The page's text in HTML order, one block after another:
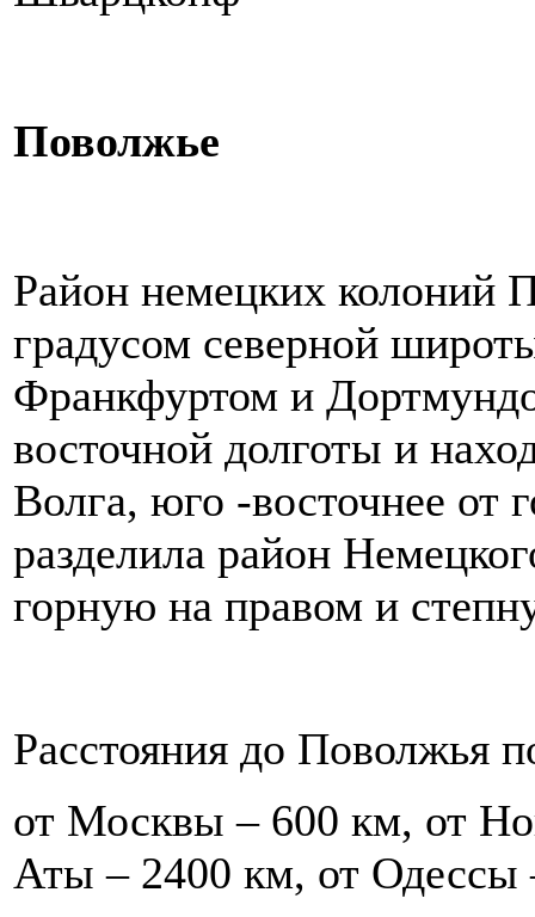
Поволжье
Район немецких колоний
градусом северной
Франкфуртом и
восточной долготы и
Волга, юго -восточнее от
разделила район
горную на правом и
Расстояния до Поволжья
от Москвы – 600 км, от
Аты – 2400 км, от Одессы